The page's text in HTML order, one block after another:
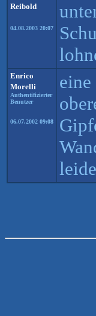
Reibold
04.08.2003 20:07
Enrico
Morelli
Authentifizierter
Benutzer
06.07.2002 09:08